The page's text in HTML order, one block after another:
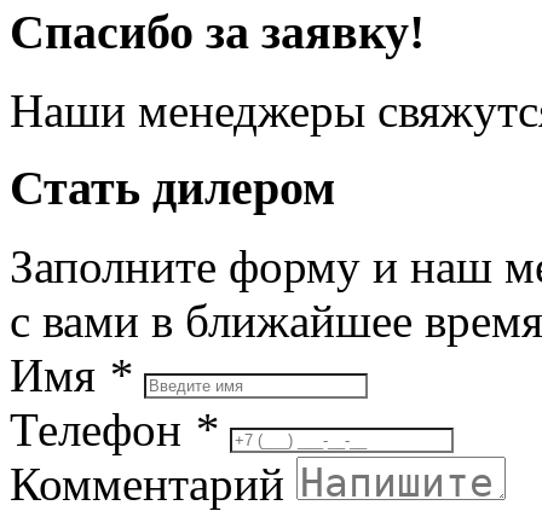
Спасибо за заявку!
Наши менеджеры
Стать дилером
Заполните форму и наш
с вами в ближайшее время
Имя *
Телефон *
Комментарий